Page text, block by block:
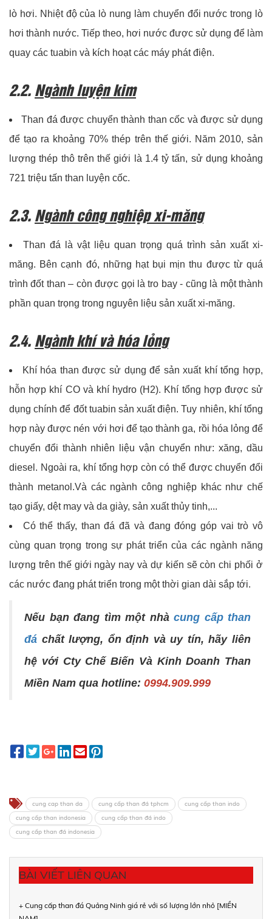
lò hơi. Nhiệt độ của lò nung làm chuyển đổi nước trong lò
hơi thành nước. Tiếp theo, hơi nước được sử dụng để làm
quay các tuabin và kích hoạt các máy phát điện.
2.2. Ngành luyện kim
Than đá được chuyển thành than cốc và được sử dụng
để tạo ra khoảng 70% thép trên thế giới. Năm 2010, sản
lượng thép thô trên thế giới là 1.4 tỷ tấn, sử dụng khoảng
721 triệu tấn than luyện cốc.
2.3. Ngành công nghiệp xi-măng
Than đá là vật liệu quan trọng quá trình sản xuất xi-
măng. Bên cạnh đó, những hạt bụi mịn thu được từ quá
trình đốt than – còn được gọi là tro bay - cũng là một thành
phần quan trọng trong nguyên liệu sản xuất xi-măng.
2.4. Ngành khí và hóa lỏng
Khí hóa than được sử dụng để sản xuất khí tổng hợp,
hỗn hợp khí CO và khí hydro (H2). Khí tổng hợp được sử
dụng chính để đốt tuabin sản xuất điện. Tuy nhiên, khí tổng
hợp này được nén với hơi để tạo thành ga, rồi hóa lỏng để
chuyển đổi thành nhiên liệu vận chuyển như: xăng, dầu
diesel. Ngoài ra, khí tổng hợp còn có thể được chuyển đổi
thành metanol.Và các ngành công nghiệp khác như chế
tạo giấy, dệt may và da giày, sản xuất thủy tinh,...
Có thể thấy, than đá đã và đang đóng góp vai trò vô
cùng quan trọng trong sự phát triển của các ngành năng
lượng trên thế giới ngày nay và dự kiến sẽ còn chi phối ở
các nước đang phát triển trong một thời gian dài sắp tới.
Nếu bạn đang tìm một nhà cung cấp than
đá chất lượng, ổn định và uy tín, hãy liên
hệ với Cty Chế Biến Và Kinh Doanh Than
Miền Nam qua hotline: 0994.909.999
cung cap than da cung cấp than đá tphcm
cung cấp than indo
cung cấp than indonesia
cung cấp than đá indo
cung cấp than đá indonesia
BÀI VIẾT LIÊN QUAN
+ Cung cấp than đá Quảng Ninh giá rẻ với số lượng lớn nhỏ [MIỀN